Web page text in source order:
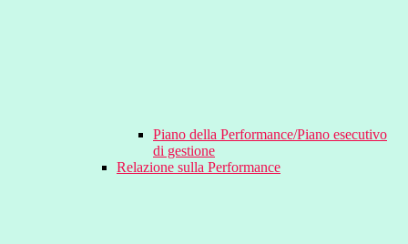
Piano della Performance/Piano esecutivo
di gestione
Relazione sulla Performance